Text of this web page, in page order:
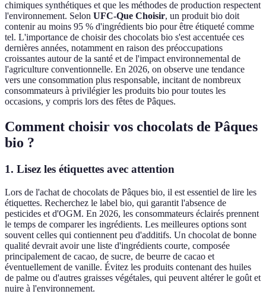
chimiques synthétiques et que les méthodes de production respectent
l'environnement. Selon UFC-Que Choisir, un produit bio doit
contenir au moins 95 % d'ingrédients bio pour être étiqueté comme
tel. L'importance de choisir des chocolats bio s'est accentuée ces
dernières années, notamment en raison des préoccupations
croissantes autour de la santé et de l'impact environnemental de
l'agriculture conventionnelle. En 2026, on observe une tendance
vers une consommation plus responsable, incitant de nombreux
consommateurs à privilégier les produits bio pour toutes les
occasions, y compris lors des fêtes de Pâques.
Comment choisir vos chocolats de Pâques
bio ?
1. Lisez les étiquettes avec attention
Lors de l'achat de chocolats de Pâques bio, il est essentiel de lire les
étiquettes. Recherchez le label bio, qui garantit l'absence de
pesticides et d'OGM. En 2026, les consommateurs éclairés prennent
le temps de comparer les ingrédients. Les meilleures options sont
souvent celles qui contiennent peu d'additifs. Un chocolat de bonne
qualité devrait avoir une liste d'ingrédients courte, composée
principalement de cacao, de sucre, de beurre de cacao et
éventuellement de vanille. Évitez les produits contenant des huiles
de palme ou d'autres graisses végétales, qui peuvent altérer le goût et
nuire à l'environnement.